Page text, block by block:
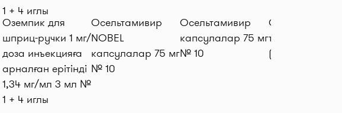
Оземпик для
шприц-ручки 1 мг/
доза инъекцияға
арналған ерітінді
1,34 мг/мл 3 мл №
1 + 4 иглы
Осельтамивир
NOBEL
капсулалар 75 мг
№ 10
Осельтамивир
капсулалар 75 мг
№ 10
Отипакс
тамшылар 15 мл
(16 гр)